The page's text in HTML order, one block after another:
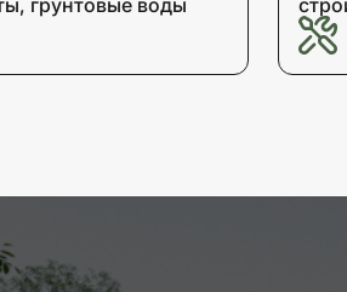
грунтовые воды